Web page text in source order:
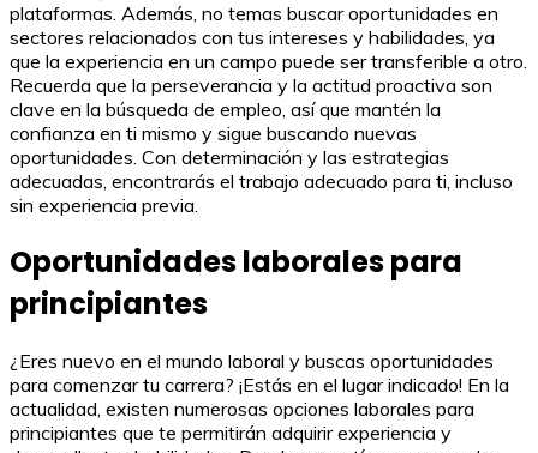
plataformas. Además, no temas buscar oportunidades en
sectores relacionados con tus intereses y habilidades, ya
que la experiencia en un campo puede ser transferible a otro.
Recuerda que la perseverancia y la actitud proactiva son
clave en la búsqueda de empleo, así que mantén la
confianza en ti mismo y sigue buscando nuevas
oportunidades. Con determinación y las estrategias
adecuadas, encontrarás el trabajo adecuado para ti, incluso
sin experiencia previa.
Oportunidades laborales para
principiantes
¿Eres nuevo en el mundo laboral y buscas oportunidades
para comenzar tu carrera? ¡Estás en el lugar indicado! En la
actualidad, existen numerosas opciones laborales para
principiantes que te permitirán adquirir experiencia y